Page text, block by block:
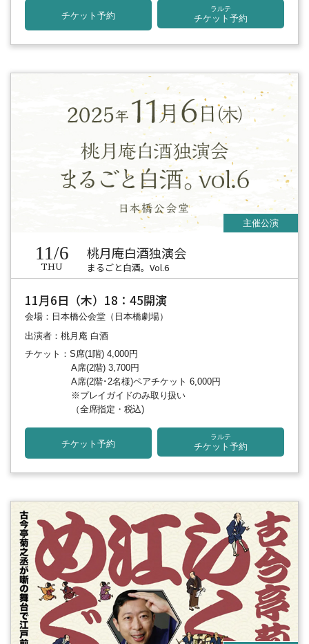
チケット予約
ラルテ
チケット予約
11/6
THU
桃月庵白酒独演会
まるごと白酒。Vol.6
11月6日（木）18：45開演
会場：日本橋公会堂（日本橋劇場）
出演者：桃月庵 白酒
チケット：S席(1階) 4,000円
A席(2階) 3,700円
A席(2階･2名様)ペアチケット 6,000円
※プレイガイドのみ取り扱い
（全席指定・税込)
チケット予約
ラルテ
チケット予約